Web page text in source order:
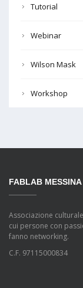
Tutorial
Webinar
Wilson Mask
Workshop
FABLAB MESSINA
Associazione
cui persone con
fanno networking.
C.F. 97115000834